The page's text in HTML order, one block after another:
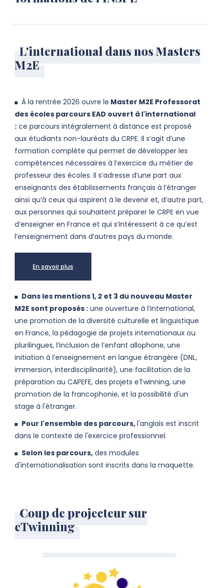
L'international dans nos Masters
M2E
À la rentrée 2026 ouvre le Master M2E Professorat
des écoles parcours EAD ouvert à l'international
: ce parcours intégralement à distance est proposé
aux étudiants non-lauréats du CRPE. Il s’agit d’une
formation complète qui permet de développer les
compétences nécessaires à l’exercice du métier de
professeur des écoles. Il s’adresse d’une part aux
enseignants des établissements français à l’étranger
ainsi qu’à ceux qui aspirent à le devenir et, d’autre part,
aux personnes qui souhaitent préparer le CRPE en vue
d’enseigner en France et qui s’intéressent à ce qu’est
l’enseignement dans d’autres pays du monde.
En savoir plus
Dans les mentions 1, 2 et 3 du nouveau Master
M2E sont proposés : une ouverture à l’international,
une promotion de la diversité culturelle et linguistique
en France, la pédagogie de projets internationaux ou
plurilingues, l’inclusion de l’enfant allophone, une
initiation à l’enseignement en langue étrangère (DNL,
immersion, interdisciplinarité), une facilitation de la
préparation au CAPEFE, des projets eTwinning, une
promotion de la francophonie, et la possibilité d'un
stage à l'étranger.
Pour l'ensemble des parcours,l'anglais est inscrit
dans le contexte de l'exercice professionnel.
Selon les parcours, des modules
d'internationalisation sont inscrits dans la maquette.
Coup de projecteur sur
eTwinning